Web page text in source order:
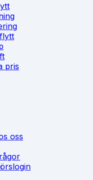
pris
oss